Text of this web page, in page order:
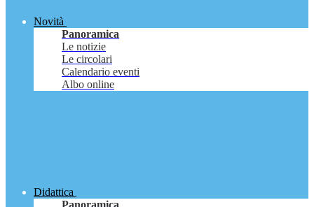
Novità
Panoramica
Le notizie
Le circolari
Calendario eventi
Albo online
Didattica